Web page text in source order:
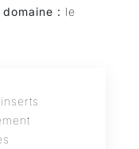
: le